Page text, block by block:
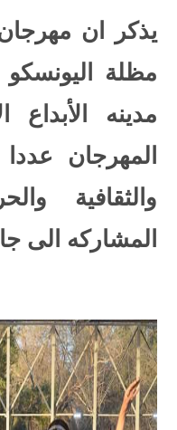
يذكر ان
مظلة
مدينه
المهرجان
والثقافية
المشاركه الى